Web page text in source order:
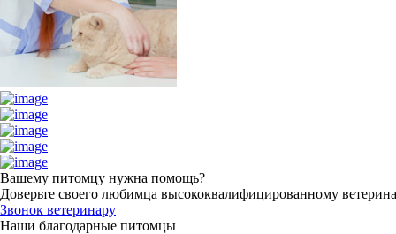
Вашему питомцу нужна помощь?
Доверьте своего любимца высококвалифицированному
Звонок ветеринару
Наши благодарные питомцы